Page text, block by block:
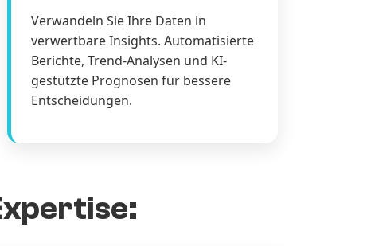
Verwandeln Sie Ihre Daten in
verwertbare Insights. Automatisierte
Berichte, Trend-Analysen und KI-
gestützte Prognosen für bessere
Entscheidungen.